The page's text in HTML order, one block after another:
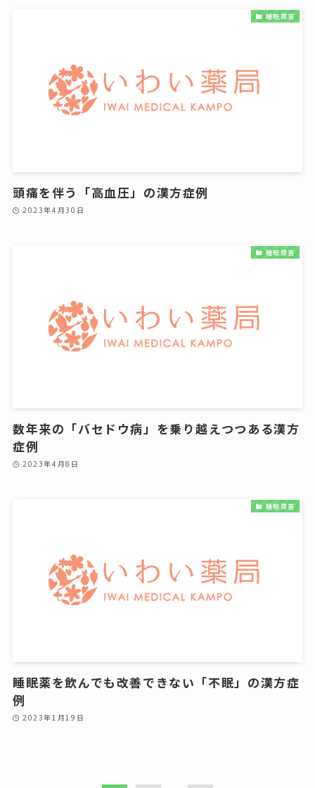
睡眠障害
頭痛を伴う「高血圧」の漢方症例
2023年4月30日
睡眠障害
数年来の「バセドウ病」を乗り越えつつある漢方
症例
2023年4月8日
睡眠障害
睡眠薬を飲んでも改善できない「不眠」の漢方症
例
2023年1月19日